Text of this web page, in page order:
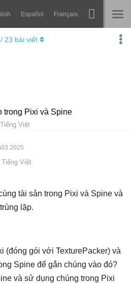
Español Français
Spine
Tìm hiểu
FAQ
Dùng thử
trong Pixi và Spine
Tiếng Việt
/ 23 bài viết
2025
Tiếng Việt
tài sản trong Pixi và Spine và
lặp.
(đóng gói với TexturePacker) và
Spine để gắn chúng vào đó?
và sử dụng chúng trong Pixi